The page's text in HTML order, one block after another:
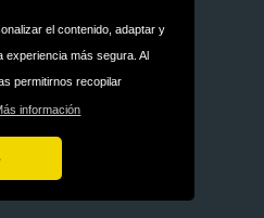
el contenido, adaptar y
experiencia más segura. Al
permitirnos recopilar
información